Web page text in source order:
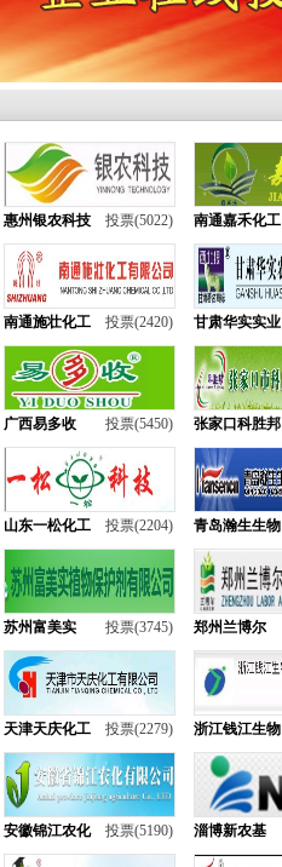
惠州银农科技 投票(5022) 南通嘉禾化工
南通施壮化工 投票(2420) 甘肃华实实业
广西易多收 投票(5450) 张家口科胜邦
山东一松化工 投票(2204) 青岛瀚生生物
苏州富美实 投票(3745) 郑州兰博尔
天津天庆化工 投票(2279) 浙江钱江生物
安徽锦江农化 投票(5190) 淄博新农基